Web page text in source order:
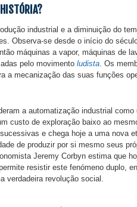
industrial e a diminuição do
Observa-se desde o início do
máquinas a vapor, máquinas de
pelo movimento ludista. Os
a mecanização das suas funções
a automatização industrial
custo de exploração baixo ao
e chega hoje a uma nova
de produzir por si mesmo seus
Jeremy Corbyn estima que
resistir este fenómeno duplo,
verdadeira revolução social.